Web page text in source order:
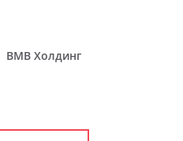
ВМВ Холдинг